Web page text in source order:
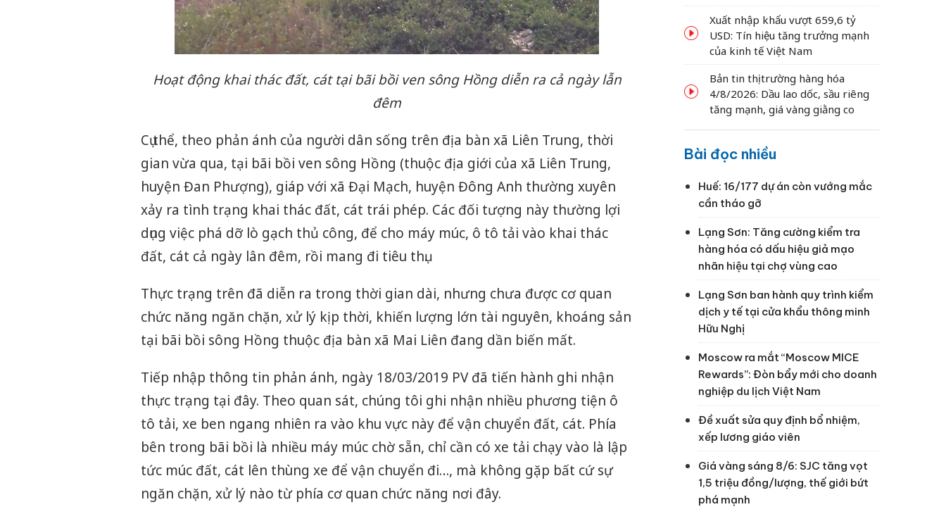
Hoạt động khai thác đất, cát tại bãi bồi ven sông Hồng diễn ra cả ngày lẫn
đêm
Cụ thể, theo phản ánh của người dân sống trên địa bàn xã Liên Trung, thời
gian vừa qua, tại bãi bồi ven sông Hồng (thuộc địa giới của xã Liên Trung,
huyện Đan Phượng), giáp với xã Đại Mạch, huyện Đông Anh thường xuyên
xảy ra tình trạng khai thác đất, cát trái phép. Các đối tượng này thường lợi
dụng việc phá dỡ lò gạch thủ công, để cho máy múc, ô tô tải vào khai thác
đất, cát cả ngày lân đêm, rồi mang đi tiêu thụ.
Thực trạng trên đã diễn ra trong thời gian dài, nhưng chưa được cơ quan
chức năng ngăn chặn, xử lý kịp thời, khiến lượng lớn tài nguyên, khoáng sản
tại bãi bồi sông Hồng thuộc địa bàn xã Mai Liên đang dần biến mất.
Tiếp nhập thông tin phản ánh, ngày 18/03/2019 PV đã tiến hành ghi nhận
thực trạng tại đây. Theo quan sát, chúng tôi ghi nhận nhiều phương tiện ô
tô tải, xe ben ngang nhiên ra vào khu vực này để vận chuyển đất, cát. Phía
bên trong bãi bồi là nhiều máy múc chờ sẵn, chỉ cần có xe tải chạy vào là lập
tức múc đất, cát lên thùng xe để vận chuyển đi…, mà không gặp bất cứ sự
ngăn chặn, xử lý nào từ phía cơ quan chức năng nơi đây.
Xuất nhập khẩu vượt 659,6 tỷ
USD: Tín hiệu tăng trưởng mạnh
của kinh tế Việt Nam
Bản tin thị trường hàng hóa
4/8/2026: Dầu lao dốc, sầu riêng
tăng mạnh, giá vàng giằng co
Bài đọc nhiều
Huế: 16/177 dự án còn vướng mắc
cần tháo gỡ
Lạng Sơn: Tăng cường kiểm tra
hàng hóa có dấu hiệu giả mạo
nhãn hiệu tại chợ vùng cao
Lạng Sơn ban hành quy trình kiểm
dịch y tế tại cửa khẩu thông minh
Hữu Nghị
Moscow ra mắt “Moscow MICE
Rewards”: Đòn bẩy mới cho doanh
nghiệp du lịch Việt Nam
Đề xuất sửa quy định bổ nhiệm,
xếp lương giáo viên
Giá vàng sáng 8/6: SJC tăng vọt
1,5 triệu đồng/lượng, thế giới bứt
phá mạnh